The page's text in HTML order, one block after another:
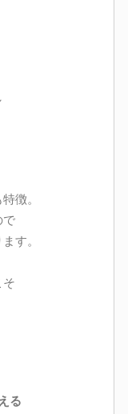
徴。
で
す。
そ
る